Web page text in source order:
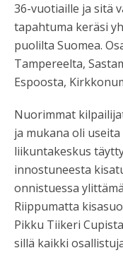
36-vuotiaille ja sitä
tapahtuma keräsi
puolilta Suomea.
Tampereelta,
Espoosta,
Nuorimmat
ja mukana oli
liikuntakeskus
innostuneesta
onnistuessa
Riippumatta
Pikku Tiikeri
sillä kaikki